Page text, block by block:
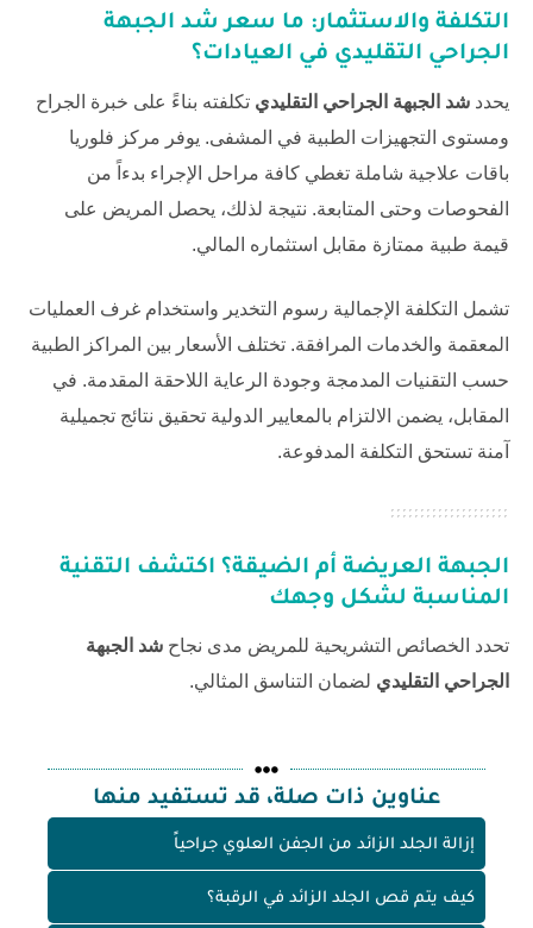
التكلفة والاستثمار: ما سعر شد الجبهة
الجراحي التقليدي في العيادات؟
يحدد شد الجبهة الجراحي التقليدي تكلفته بناءً على خبرة الجراح
ومستوى التجهيزات الطبية في المشفى. يوفر مركز فلوريا
باقات علاجية شاملة تغطي كافة مراحل الإجراء بدءاً من
الفحوصات وحتى المتابعة. نتيجة لذلك، يحصل المريض على
قيمة طبية ممتازة مقابل استثماره المالي.
تشمل التكلفة الإجمالية رسوم التخدير واستخدام غرف العمليات
المعقمة والخدمات المرافقة. تختلف الأسعار بين المراكز الطبية
حسب التقنيات المدمجة وجودة الرعاية اللاحقة المقدمة. في
المقابل، يضمن الالتزام بالمعايير الدولية تحقيق نتائج تجميلية
آمنة تستحق التكلفة المدفوعة.
الجبهة العريضة أم الضيقة؟ اكتشف التقنية
المناسبة لشكل وجهك
تحدد الخصائص التشريحية للمريض مدى نجاح شد الجبهة
الجراحي التقليدي لضمان التناسق المثالي.
عناوين ذات صلة، قد تستفيد منها
إزالة الجلد الزائد من الجفن العلوي جراحياً
كيف يتم قص الجلد الزائد في الرقبة؟